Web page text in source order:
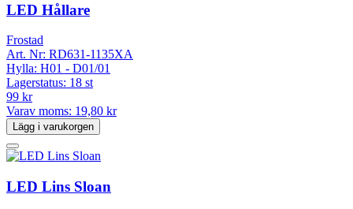
LED Hållare
Frostad
Art. Nr: RD631-1135XA
Hylla: H01 - D01/01
Lagerstatus: 18 st
99 kr
Varav moms: 19,80 kr
Lägg i varukorgen
LED Lins Sloan